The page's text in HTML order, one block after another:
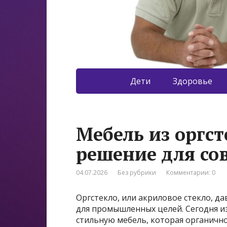
Дети Здоровье
Мебель из
решение для
04.07.2026 Без рубрики Комментарии: 0
Оргстекло, или акриловое стекло,
для промышленных целей. Сегодня
стильную мебель, которая